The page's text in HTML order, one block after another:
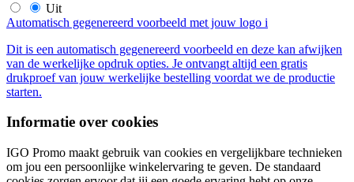
Uit
Automatisch gegenereerd voorbeeld met jouw logo i
Dit is een automatisch gegenereerd voorbeeld en deze kan afwijken
van de werkelijke opdruk opties. Je ontvangt altijd een gratis
drukproef van jouw werkelijke bestelling voordat we de productie
starten.
Informatie over cookies
IGO Promo maakt gebruik van cookies en vergelijkbare technieken
om jou een persoonlijke winkelervaring te geven. De standaard